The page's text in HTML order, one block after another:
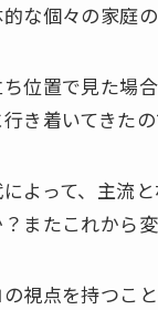
な個々の家庭の
位置で見た場
き着いてきた
よって、主流
またこれから
視点を持つこ